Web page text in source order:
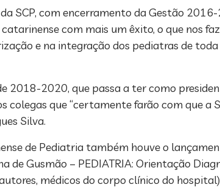
SCP, com encerramento da Gestão
com mais um êxito, o que nos
e na integração dos pediatras de toda
2018-2020, que passa a ter como
colegas que “certamente farão com que a
Silva.
de Pediatria também houve o
Gusmão – PEDIATRIA: Orientação
médicos do corpo clínico do